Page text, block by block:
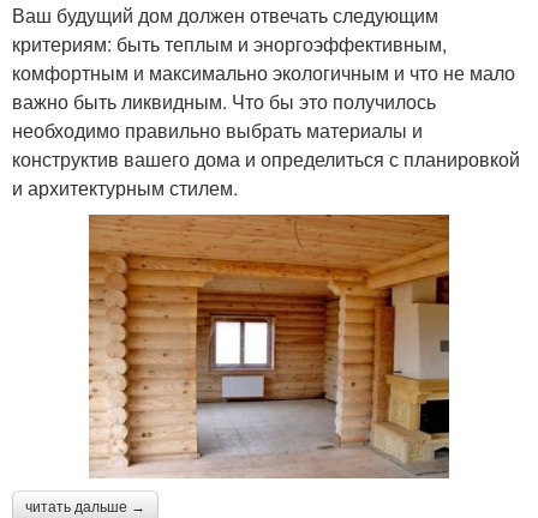
Ваш будущий дом должен отвечать следующим
критериям: быть теплым и эноргоэффективным,
комфортным и максимально экологичным и что не мало
важно быть ликвидным. Что бы это получилось
необходимо правильно выбрать материалы и
конструктив вашего дома и определиться с планировкой
и архитектурным стилем.
читать дальше →